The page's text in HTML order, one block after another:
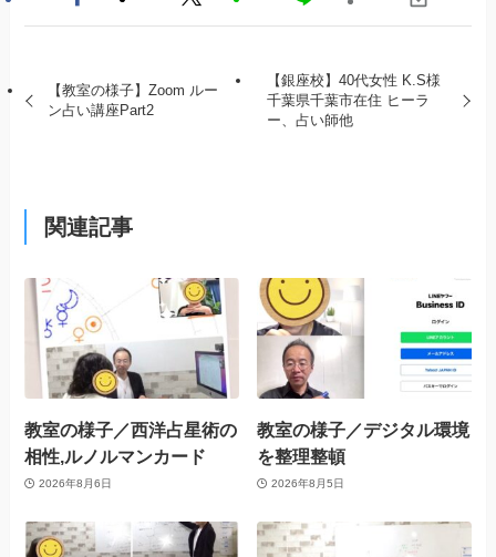
【教室の様子】Zoom ルー
ン占い講座Part2
【銀座校】40代女性 K.S様
千葉県千葉市在住 ヒーラ
ー、占い師他
関連記事
教室の様子／西洋占星術の
相性,ルノルマンカード
2026年8月6日
教室の様子／デジタル環境
を整理整頓
2026年8月5日